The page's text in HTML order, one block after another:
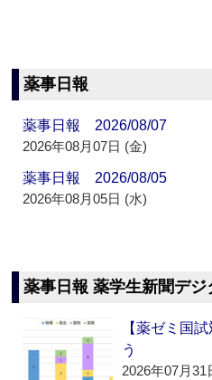
薬事日報
薬事日報 2026/08/07
2026年08月07日 (金)
薬事日報 2026/08/05
2026年08月05日 (水)
薬事日報 薬学生新聞デジ
【薬ゼミ国
う
2026年07月31